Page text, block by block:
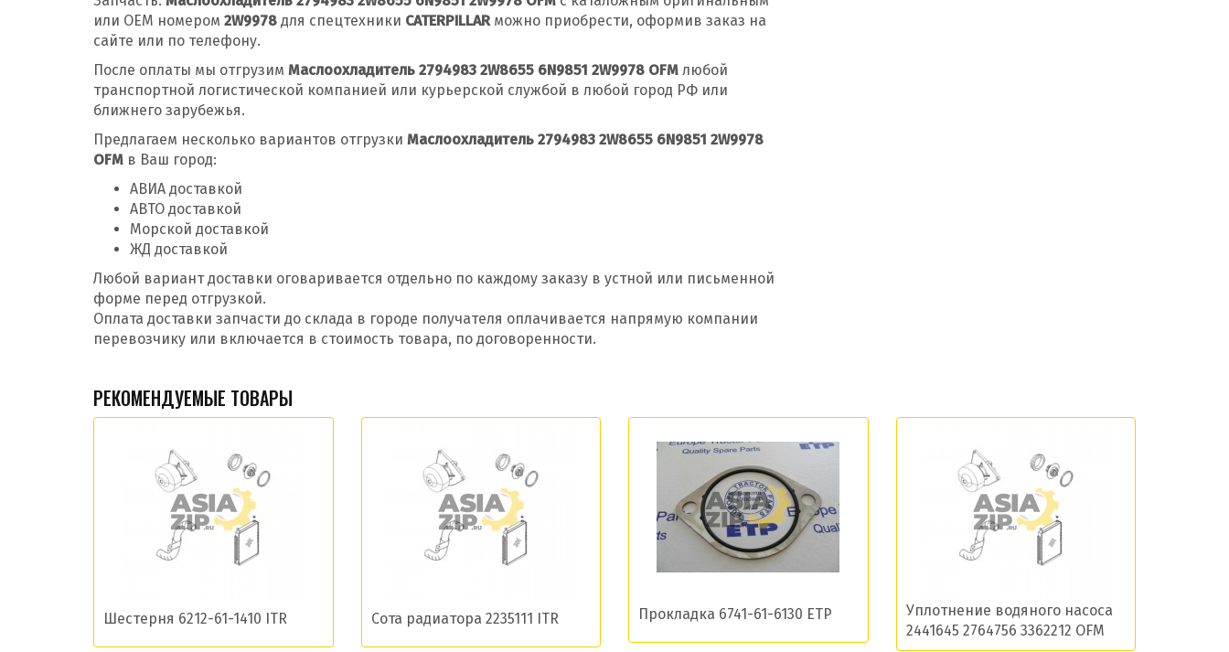
Даю согласие на обработку моих данных и получение новостей
или OEM номером 2W9978 для спецтехники CATERPILLARможно приобрести, оформив заказ на
сайте или по телефону.
После оплаты мы отгрузим Маслоохладитель 2794983 2W8655 6N9851 2W9978 OFM любой
транспортной логистической компанией или курьерской службой в любой город РФ или
ближнего зарубежья.
Предлагаем несколько вариантов отгрузки Маслоохладитель 2794983 2W8655 6N9851 2W9978
OFM в Ваш город:
АВИА доставкой
АВТО доставкой
Морской доставкой
ЖД доставкой
Любой вариант доставки оговаривается отдельно по каждому заказу в устной или письменной
форме перед отгрузкой.
Оплата доставки запчасти до склада в городе получателя оплачивается напрямую компании
перевозчику или включается в стоимость товара, по договоренности.
РЕКОМЕНДУЕМЫЕ ТОВАРЫ
Шестерня 6212-61-1410 ITR Сота радиатора 2235111 ITR Прокладка 6741-61-6130 ETP
Уплотнение водяного насоса
2441645 2764756 3362212 OFM